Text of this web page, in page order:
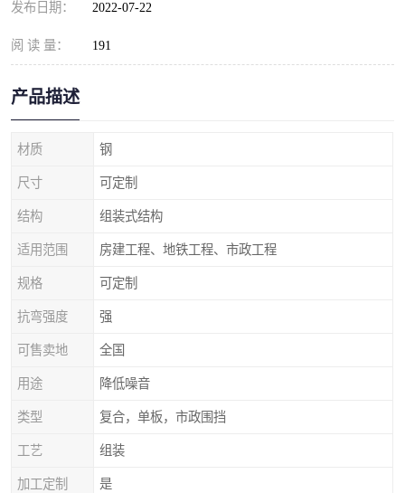
发布日期： 2022-07-22
阅 读 量： 191
产品描述
材质 钢
尺寸 可定制
结构 组装式结构
适用范围 房建工程、地铁工程、市政工程
规格 可定制
抗弯强度 强
可售卖地 全国
用途 降低噪音
类型 复合，单板，市政围挡
工艺 组装
加工定制 是